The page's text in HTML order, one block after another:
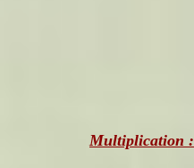
Multiplication :